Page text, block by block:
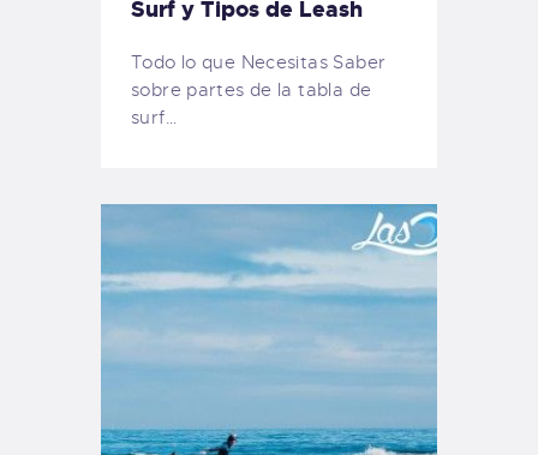
Surf y Tipos de Leash
Todo lo que Necesitas Saber
sobre partes de la tabla de
surf…